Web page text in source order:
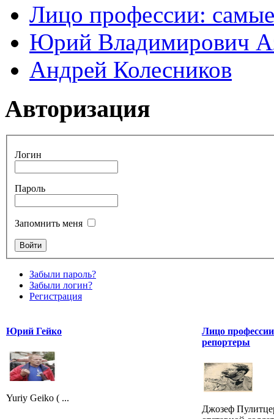
Лицо профессии:
Юрий Владимирович
Андрей Колесников
Авторизация
Логин
Пароль
Запомнить меня
Забыли пароль?
Забыли логин?
Регистрация
Юрий Гейко
Yuriy Geiko ( ...
Лицо
репортеры
Джозеф